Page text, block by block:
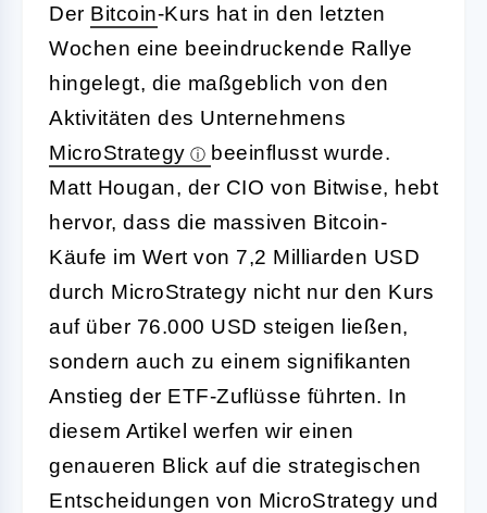
Der Bitcoin-Kurs hat in den letzten
Wochen eine beeindruckende Rallye
hingelegt, die maßgeblich von den
Aktivitäten des Unternehmens
MicroStrategy
beeinflusst wurde.
Matt Hougan, der CIO von Bitwise, hebt
hervor, dass die massiven Bitcoin-
Käufe im Wert von 7,2 Milliarden USD
durch MicroStrategy nicht nur den Kurs
auf über 76.000 USD steigen ließen,
sondern auch zu einem signifikanten
Anstieg der ETF-Zuflüsse führten. In
diesem Artikel werfen wir einen
genaueren Blick auf die strategischen
Entscheidungen von MicroStrategy und